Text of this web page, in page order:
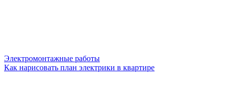
Электромонтажные работы
Как нарисовать план электрики в квартире